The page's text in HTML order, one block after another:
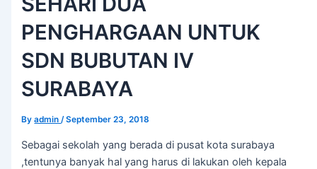
PENGHARGAAN UNTUK
SDN BUBUTAN IV
SURABAYA
Byadmin/September 23, 2018
Sebagai sekolah yang berada di pusat kota surabaya
,tentunya banyak hal yang harus di lakukan oleh kepala